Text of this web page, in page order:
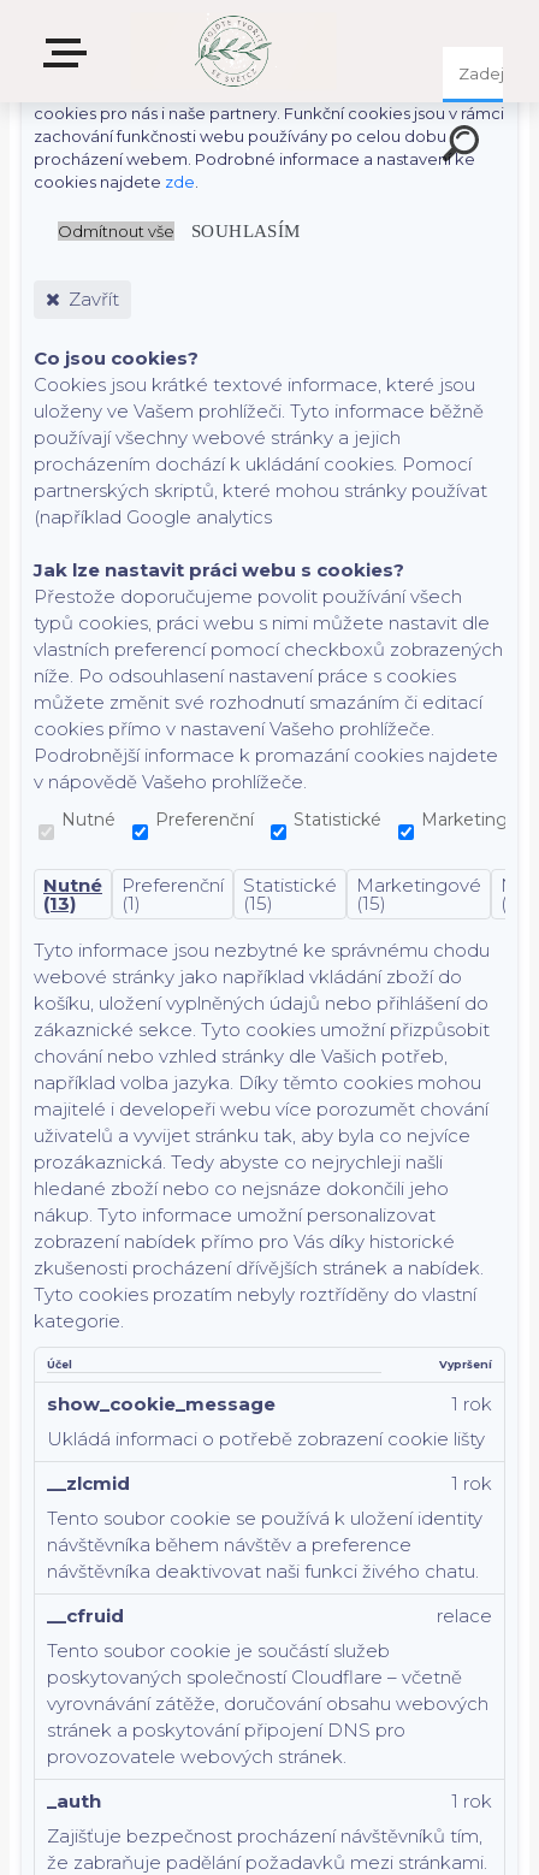
S cílem usnadnit uživatelům používat naše webové stránky
využíváme cookies. Kliknutím na tlačítko "OK" souhlasíte s
použitím preferenčních, statistických i marketingových
cookies pro nás i naše partnery. Funkční cookies jsou v rámci
zachování funkčnosti webu používány po celou dobu
procházení webem. Podrobné informace a nastavení ke
cookies najdete zde
Odmítnout vše SOUHLASÍM
Zavřít
Co jsou cookies?
Cookies jsou krátké textové informace, které jsou
uloženy ve Vašem prohlížeči. Tyto informace běžně
používají všechny webové stránky a jejich
procházením dochází k ukládání cookies. Pomocí
partnerských skriptů, které mohou stránky používat
(například Google analytics
Jak lze nastavit práci webu s cookies?
Přestože doporučujeme povolit používání všech
typů cookies, práci webu s nimi můžete nastavit dle
vlastních preferencí pomocí checkboxů zobrazených
níže. Po odsouhlasení nastavení práce s cookies
můžete změnit své rozhodnutí smazáním či editací
cookies přímo v nastavení Vašeho prohlížeče.
Podrobnější informace k promazání cookies najdete
v nápovědě Vašeho prohlížeče.
Nutné Preferenční Statistické Marketingové
Nutné
(13)
Preferenční
(1)
Statistické
(15)
Marketingové
(15) (7)
Tyto informace jsou nezbytné ke správnému chodu
webové stránky jako například vkládání zboží do
košíku, uložení vyplněných údajů nebo přihlášení do
zákaznické sekce. Tyto cookies umožní přizpůsobit
chování nebo vzhled stránky dle Vašich potřeb,
například volba jazyka. Díky těmto cookies mohou
majitelé i developeři webu více porozumět chování
uživatelů a vyvijet stránku tak, aby byla co nejvíce
prozákaznická. Tedy abyste co nejrychleji našli
hledané zboží nebo co nejsnáze dokončili jeho
nákup. Tyto informace umožní personalizovat
zobrazení nabídek přímo pro Vás díky historické
zkušenosti procházení dřívějších stránek a nabídek.
Tyto cookies prozatím nebyly roztříděny do vlastní
kategorie.
Účel Vypršení
show_cookie_message
Ukládá informaci o potřebě zobrazení cookie lišty
1 rok
__zlcmid
Tento soubor cookie se používá k uložení identity
návštěvníka během návštěv a preference
návštěvníka deaktivovat naši funkci živého chatu.
1 rok
__cfruid
Tento soubor cookie je součástí služeb
poskytovaných společností Cloudflare – včetně
vyrovnávání zátěže, doručování obsahu webových
stránek a poskytování připojení DNS pro
provozovatele webových stránek.
relace
_auth
Zajišťuje bezpečnost procházení návštěvníků tím,
že zabraňuje padělání požadavků mezi stránkami.
1 rok